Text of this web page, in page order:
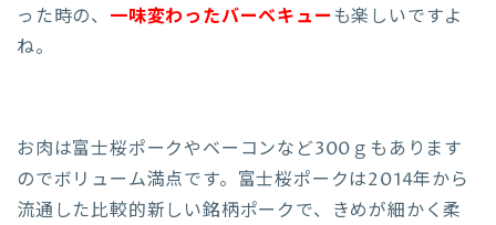
った時の、 一味変わったバーベキューも楽しいですよ
ね。
お肉は富士桜ポークやベーコンなど300ｇもあります
のでボリューム満点です。富士桜ポークは2014年から
流通した比較的新しい銘柄ポークで、きめが細かく柔